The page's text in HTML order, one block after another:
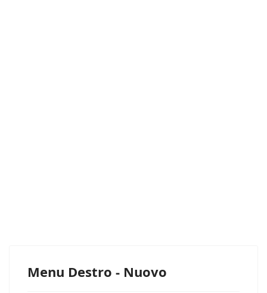
Menu Destro - Nuovo